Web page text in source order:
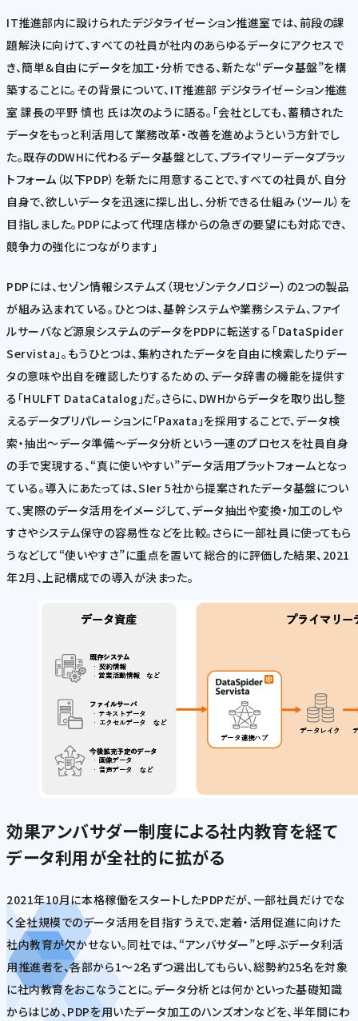
IT推進部内に設けられたデジタライゼーション推進室では、前段の課
題解決に向けて、すべての社員が社内のあらゆるデータにアクセスで
き、簡単＆自由にデータを加工・分析できる、新たな“データ基盤”を構
築することに。その背景について、IT推進部 デジタライゼーション推進
室 課長の平野 慎也 氏は次のように語る。「会社としても、蓄積された
データをもっと利活用して業務改革・改善を進めようという方針でし
た。既存のDWHに代わるデータ基盤として、プライマリーデータプラッ
トフォーム（以下PDP）を新たに用意することで、すべての社員が、自分
自身で、欲しいデータを迅速に探し出し、分析できる仕組み（ツール）を
目指しました。PDPによって代理店様からの急ぎの要望にも対応でき、
競争力の強化につながります」
PDPには、セゾン情報システムズ（現セゾンテクノロジー）の2つの製品
が組み込まれている。ひとつは、基幹システムや業務システム、ファイ
ルサーバなど源泉システムのデータをPDPに転送する「DataSpider
Servista」。もうひとつは、集約されたデータを自由に検索したりデー
タの意味や出自を確認したりするための、データ辞書の機能を提供す
る「HULFT DataCatalog」だ。さらに、DWHからデータを取り出し整
えるデータプリパレーションに「Paxata」を採用することで、データ検
索・抽出～データ準備～データ分析という一連のプロセスを社員自身
の手で実現する、“真に使いやすい”データ活用プラットフォームとなっ
ている。導入にあたっては、SIer 5社から提案されたデータ基盤につい
て、実際のデータ活用をイメージして、データ抽出や変換・加工のしや
すさやシステム保守の容易性などを比較。さらに一部社員に使ってもら
うなどして“使いやすさ”に重点を置いて総合的に評価した結果、2021
年2月、上記構成での導入が決まった。
効果アンバサダー制度による社内教育を経て
データ利用が全社的に拡がる
2021年10月に本格稼働をスタートしたPDPだが、一部社員だけでな
く全社規模でのデータ活用を目指すうえで、定着・活用促進に向けた
社内教育が欠かせない。同社では、“アンバサダー”と呼ぶデータ利活
用推進者を、各部から1～2名ずつ選出してもらい、総勢約25名を対象
に社内教育をおこなうことに。データ分析とは何かといった基礎知識
からはじめ、PDPを用いたデータ加工のハンズオンなどを、半年間にわ